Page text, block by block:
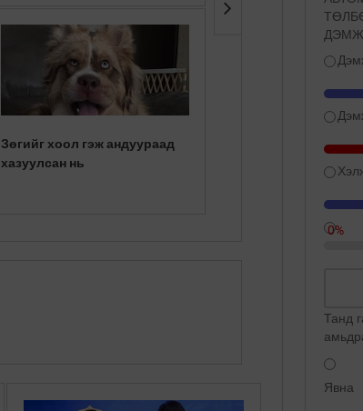
Зөгийг хоол гэж андуураад
хазуулсан нь
Америкт сав
суулгуулсан эмэгтэй
0%
Танд
Явна